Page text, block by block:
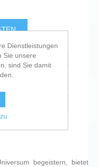
begeistern, bietet
Dienstleistungen
Sie unsere
sind Sie damit